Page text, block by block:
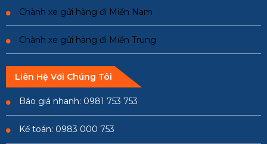
Chành xe gửi hàng đi Miền Nam
Chành xe gửi hàng đi Miền Trung
Liên Hệ Với Chúng Tôi
Báo giá nhanh: 0981 753 753
Kế toán: 0983 000 753